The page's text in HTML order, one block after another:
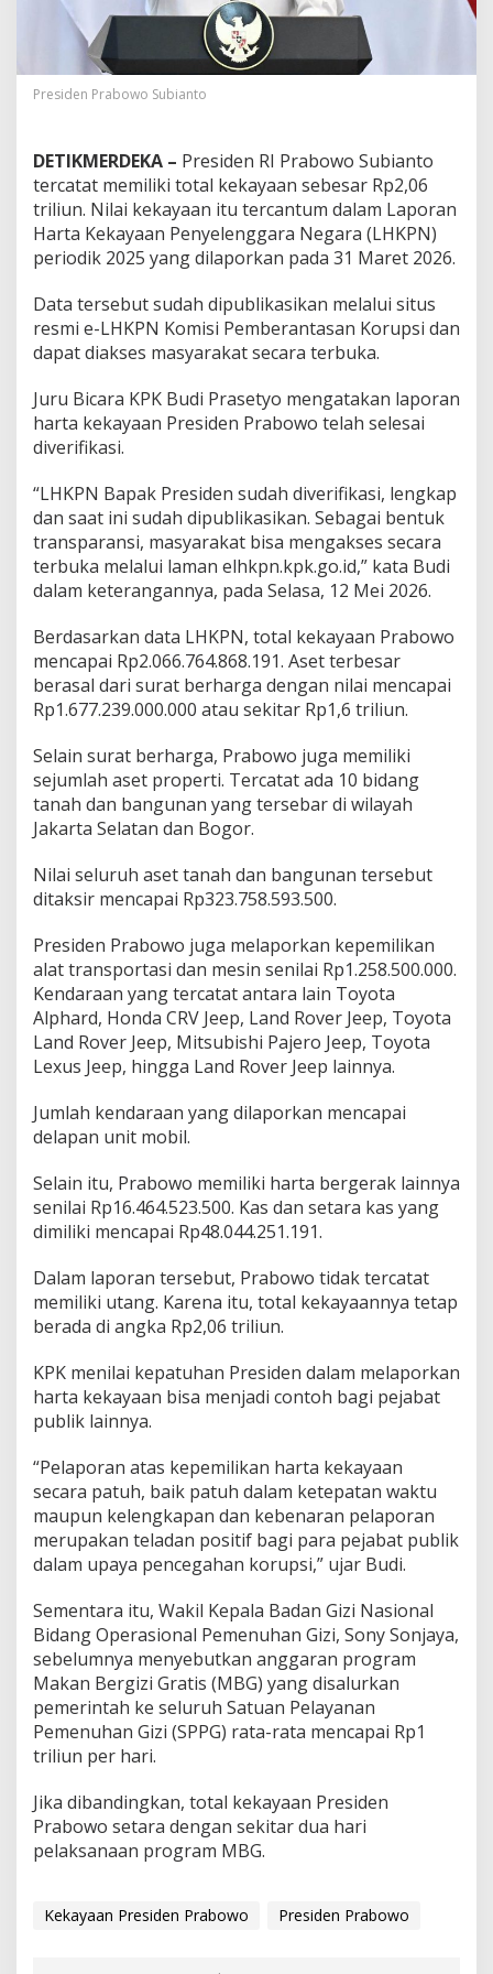
n
P
r
a
T
e
m
b
u
s
p
2
T
i
l
i
,
i
h
i
l
t
a
n
g
Presiden Prabowo Subianto
DETIKMERDEKA – Presiden RI Prabowo Subianto
tercatat memiliki total kekayaan sebesar Rp2,06
triliun. Nilai kekayaan itu tercantum dalam Laporan
Harta Kekayaan Penyelenggara Negara (LHKPN)
periodik 2025 yang dilaporkan pada 31 Maret 2026.
Data tersebut sudah dipublikasikan melalui situs
resmi e-LHKPN Komisi Pemberantasan Korupsi dan
dapat diakses masyarakat secara terbuka.
Juru Bicara KPK Budi Prasetyo mengatakan laporan
harta kekayaan Presiden Prabowo telah selesai
diverifikasi.
“LHKPN Bapak Presiden sudah diverifikasi, lengkap
dan saat ini sudah dipublikasikan. Sebagai bentuk
transparansi, masyarakat bisa mengakses secara
terbuka melalui laman elhkpn.kpk.go.id,” kata Budi
dalam keterangannya, pada Selasa, 12 Mei 2026.
Berdasarkan data LHKPN, total kekayaan Prabowo
mencapai Rp2.066.764.868.191. Aset terbesar
berasal dari surat berharga dengan nilai mencapai
Rp1.677.239.000.000 atau sekitar Rp1,6 triliun.
Selain surat berharga, Prabowo juga memiliki
sejumlah aset properti. Tercatat ada 10 bidang
tanah dan bangunan yang tersebar di wilayah
Jakarta Selatan dan Bogor.
Nilai seluruh aset tanah dan bangunan tersebut
ditaksir mencapai Rp323.758.593.500.
Presiden Prabowo juga melaporkan kepemilikan
alat transportasi dan mesin senilai Rp1.258.500.000.
Kendaraan yang tercatat antara lain Toyota
Alphard, Honda CRV Jeep, Land Rover Jeep, Toyota
Land Rover Jeep, Mitsubishi Pajero Jeep, Toyota
Lexus Jeep, hingga Land Rover Jeep lainnya.
Jumlah kendaraan yang dilaporkan mencapai
delapan unit mobil.
Selain itu, Prabowo memiliki harta bergerak lainnya
senilai Rp16.464.523.500. Kas dan setara kas yang
dimiliki mencapai Rp48.044.251.191.
Dalam laporan tersebut, Prabowo tidak tercatat
memiliki utang. Karena itu, total kekayaannya tetap
berada di angka Rp2,06 triliun.
KPK menilai kepatuhan Presiden dalam melaporkan
harta kekayaan bisa menjadi contoh bagi pejabat
publik lainnya.
“Pelaporan atas kepemilikan harta kekayaan
secara patuh, baik patuh dalam ketepatan waktu
maupun kelengkapan dan kebenaran pelaporan
merupakan teladan positif bagi para pejabat publik
dalam upaya pencegahan korupsi,” ujar Budi.
Sementara itu, Wakil Kepala Badan Gizi Nasional
Bidang Operasional Pemenuhan Gizi, Sony Sonjaya,
sebelumnya menyebutkan anggaran program
Makan Bergizi Gratis (MBG) yang disalurkan
pemerintah ke seluruh Satuan Pelayanan
Pemenuhan Gizi (SPPG) rata-rata mencapai Rp1
triliun per hari.
Jika dibandingkan, total kekayaan Presiden
Prabowo setara dengan sekitar dua hari
pelaksanaan program MBG.
Kekayaan Presiden Prabowo Presiden Prabowo